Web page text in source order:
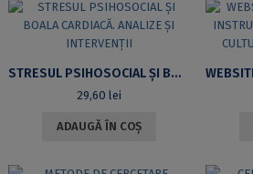
STRESUL PSIHOSOCIAL ȘI BOALA CARDIACĂ. ANALIZE ȘI INTERVENȚII
29,60 lei
ADAUGĂ ÎN COȘ